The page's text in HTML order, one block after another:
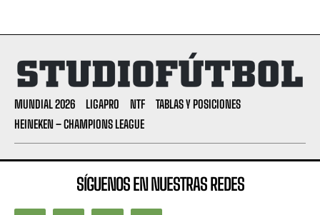
MUNDIAL 2026 LIGAPRO NTF
TABLAS Y POSICIONES
HEINEKEN – CHAMPIONS LEAGUE
SÍGUENOS EN NUESTRAS REDES